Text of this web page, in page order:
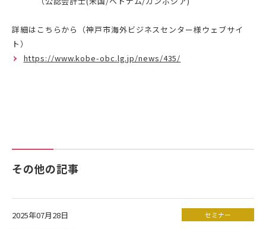
詳細はこちらから（神戸市海外ビジネスセンター様ウェブサイ
ト）
https://www.kobe-obc.lg.jp/news/435/
その他の記事
2025年07月28日 セミナー